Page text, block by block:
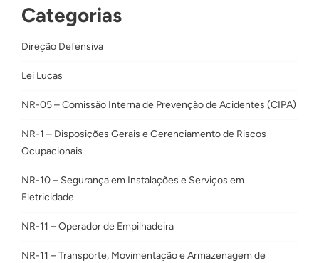
Categorias
Direção Defensiva
Lei Lucas
NR-05 – Comissão Interna de Prevenção de Acidentes (CIPA)
NR-1 – Disposições Gerais e Gerenciamento de Riscos
Ocupacionais
NR-10 – Segurança em Instalações e Serviços em
Eletricidade
NR-11 – Operador de Empilhadeira
NR-11 – Transporte, Movimentação e Armazenagem de